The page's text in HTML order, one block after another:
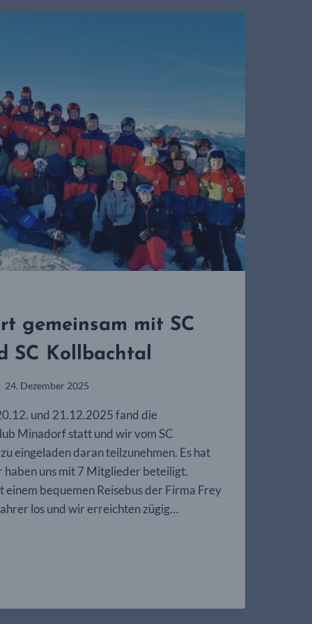
gemeinsam mit SC
SC Kollbachtal
24. Dezember 2025
und 21.12.2025 fand die
Minadorf statt und wir vom SC
eingeladen daran teilzunehmen. Es hat
haben uns mit 7 Mitglieder beteiligt.
einem bequemen Reisebus der Firma Frey
los und wir erreichten zügig…